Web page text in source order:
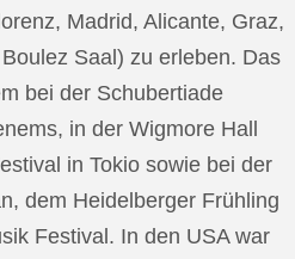
Madrid, Alicante, Graz,
Saal) zu erleben. Das
bei der Schubertiade
in der Wigmore Hall
in Tokio sowie bei der
dem Heidelberger Frühling
Festival. In den USA war